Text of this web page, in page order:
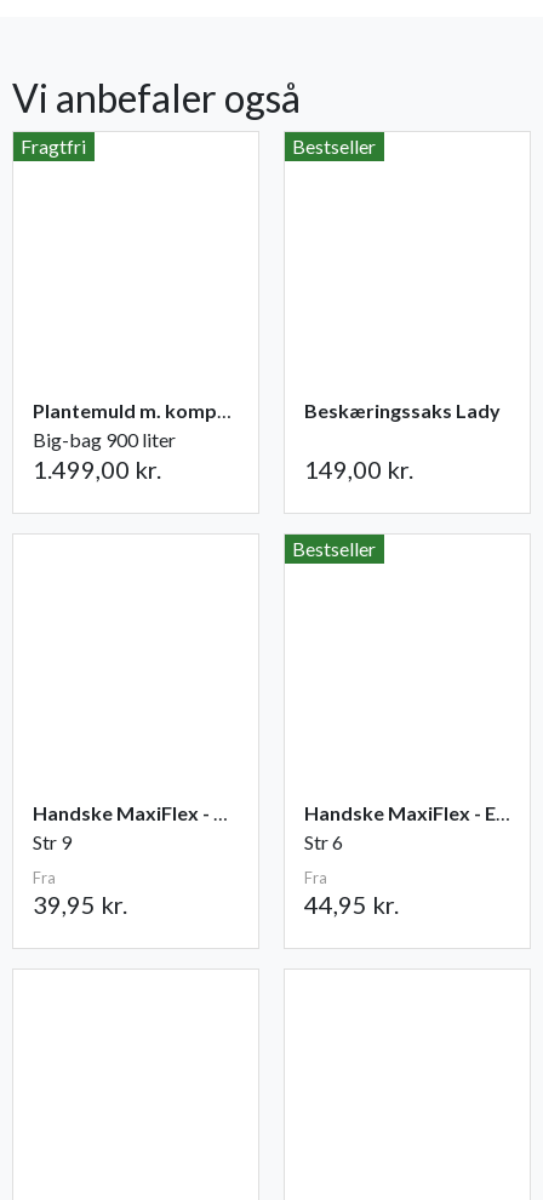
Vi anbefaler også
Fragtfri
Plantemuld m. kompost fra Champost
Big-bag 900 liter
1.499,00 kr.
Bestseller
Beskæringssaks Lady
149,00 kr.
Handske MaxiFlex - Ultimate
Str 9
Fra
39,95 kr.
Bestseller
Handske MaxiFlex - Endurance
Str 6
Fra
44,95 kr.